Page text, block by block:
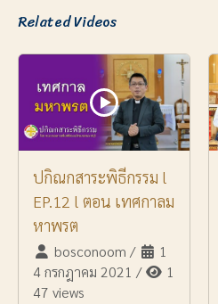
Related Videos
ปกิณกสาระพิธีกรรม l
EP.12 l ตอน เทศกาลม
หาพรต
bosconoom /
1
4 กรกฎาคม 2021 /
1
47 views